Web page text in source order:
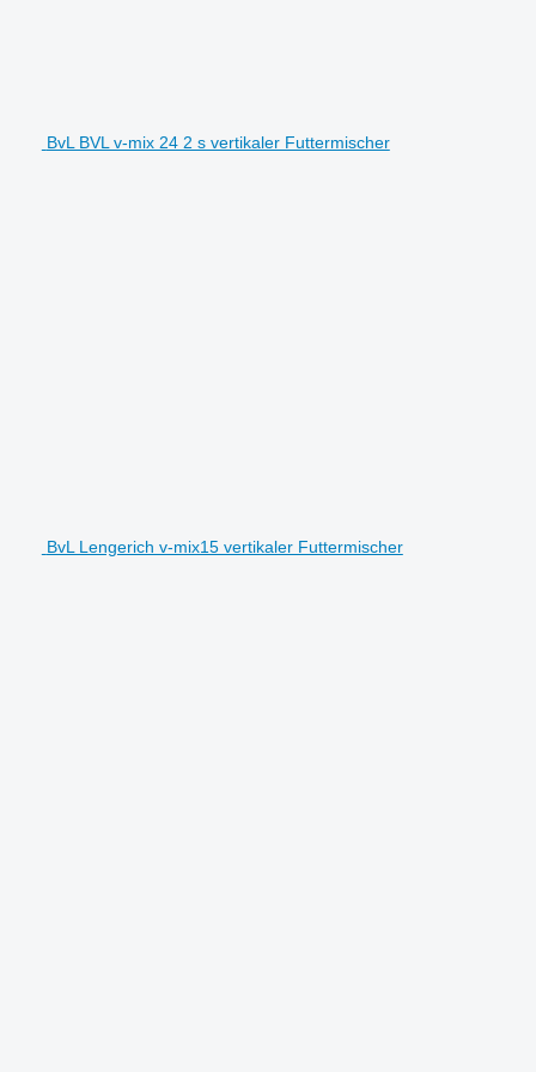
BvL BVL v-mix 24 2 s vertikaler Futtermischer
BvL Lengerich v-mix15 vertikaler Futtermischer